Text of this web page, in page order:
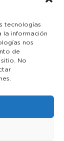
tecnologías
la información
nos
de
No